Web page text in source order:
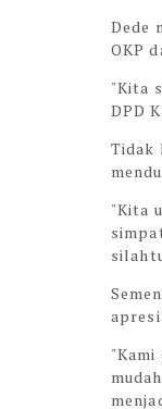
Dede
OKP
"Kita
DPD
Tidak
"Kita